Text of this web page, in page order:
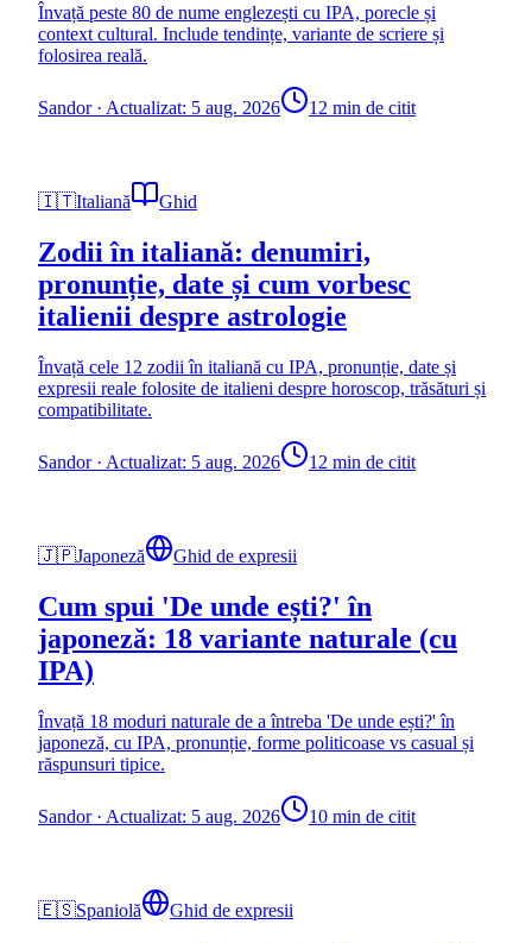
Învață peste 80 de nume englezești cu IPA, porecle și
context cultural. Include tendințe, variante de scriere și
folosirea reală.
Sandor· Actualizat: 5 aug. 2026 12 min de citit
🇮🇹Italiană Ghid
Zodii în italiană: denumiri,
pronunție, date și cum vorbesc
italienii despre astrologie
Învață cele 12 zodii în italiană cu IPA, pronunție, date și
expresii reale folosite de italieni despre horoscop, trăsături și
compatibilitate.
Sandor· Actualizat: 5 aug. 2026 12 min de citit
🇯🇵Japoneză Ghid de expresii
Cum spui 'De unde ești?' în
japoneză: 18 variante naturale (cu
IPA)
Învață 18 moduri naturale de a întreba 'De unde ești?' în
japoneză, cu IPA, pronunție, forme politicoase vs casual și
răspunsuri tipice.
Sandor· Actualizat: 5 aug. 2026 10 min de citit
🇪🇸Spaniolă Ghid de expresii